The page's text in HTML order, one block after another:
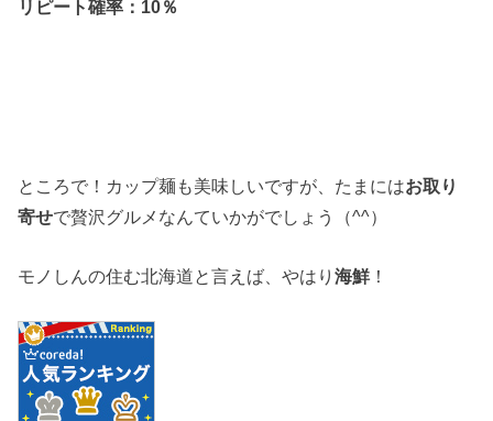
リピート確率：10％
ところで！カップ麺も美味しいですが、たまにはお取り
寄せで贅沢グルメなんていかがでしょう（^^）
モノしんの住む北海道と言えば、やはり海鮮！